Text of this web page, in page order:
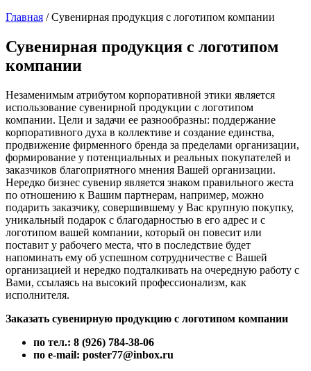
Главная /Сувенирная продукция с логотипом компании
Сувенирная продукция с логотипом
компании
Незаменимым атрибутом корпоративной этики является
использование сувенирной продукции с логотипом
компании. Цели и задачи ее разнообразны: поддержание
корпоративного духа в коллективе и создание единства,
продвижение фирменного бренда за пределами организации,
формирование у потенциальных и реальных покупателей и
заказчиков благоприятного мнения Вашей организации.
Нередко бизнес сувенир является знаком правильного жеста
по отношению к Вашим партнерам, например, можно
подарить заказчику, совершившему у Вас крупную покупку,
уникальный подарок с благодарностью в его адрес и с
логотипом вашей компании, который он повесит или
поставит у рабочего места, что в последствие будет
напоминать ему об успешном сотрудничестве с Вашей
организацией и нередко подталкивать на очередную работу с
Вами, ссылаясь на высокий профессионализм, как
исполнителя.
Заказать сувенирную продукцию с логотипом компании
по тел.: 8 (926) 784-38-06
по e-mail: poster77@inbox.ru